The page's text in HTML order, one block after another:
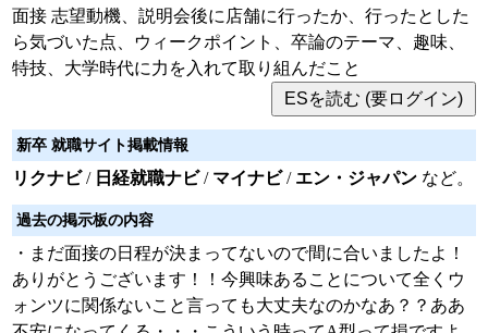
面接 志望動機、説明会後に店舗に行ったか、行ったとした
ら気づいた点、ウィークポイント、卒論のテーマ、趣味、
特技、大学時代に力を入れて取り組んだこと
新卒 就職サイト掲載情報
リクナビ/ 日経就職ナビ/ マイナビ/ エン・ジャパン など。
過去の掲示板の内容
・まだ面接の日程が決まってないので間に合いましたよ！
ありがとうございます！！今興味あることについて全くウ
ォンツに関係ないこと言っても大丈夫なのかなあ？？ああ